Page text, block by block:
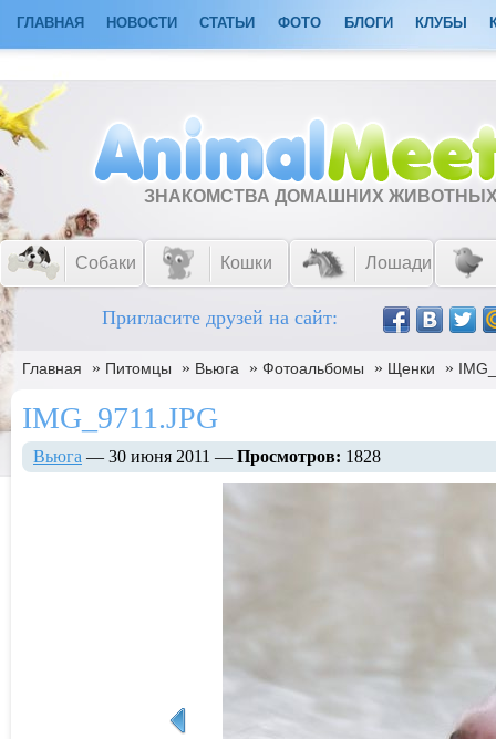
ГЛАВНАЯ НОВОСТИ СТАТЬИ ФОТО БЛОГИ КЛУБЫ
ЗНАКОМСТВА ДОМАШНИХ
Собаки Кошки Лошади
Пригласите друзей на сайт:
Главная » Питомцы » Вьюга » Фотоальбомы » Щенки »
IMG_9711.JPG
Вьюга — 30 июня 2011 — Просмотров: 1828